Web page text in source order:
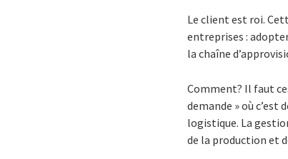
Le client est roi.
entreprises :
la chaîne
Comment? Il faut
demande » où
logistique. La
de la production et